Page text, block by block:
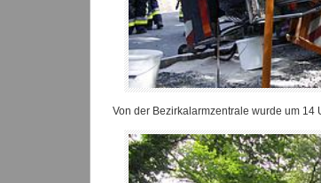
Von der Bezirkalarmzentrale wurde um